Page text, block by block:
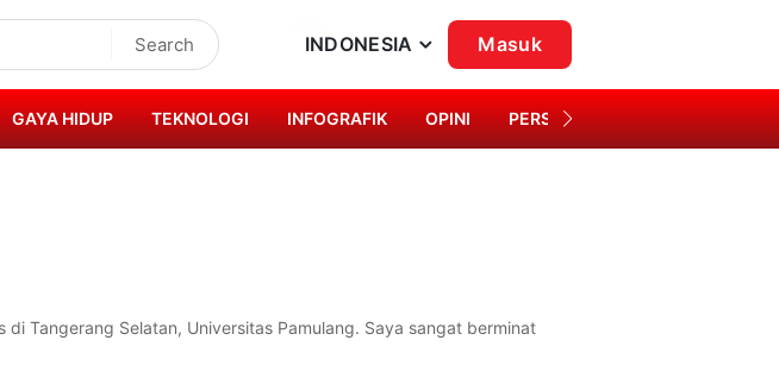
Search INDONESIA Masuk
GAYA HIDUP TEKNOLOGI INFOGRAFIK OPINI PERSONA
Tangerang Selatan, Universitas Pamulang. Saya sangat berminat